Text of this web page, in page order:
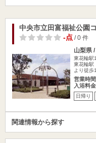
中央市立田富福祉公園
-点/ 0 件
山梨県
東花輪駅
東花輪駅
より徒歩
営業時
入浴料
日帰り
関連情報から探す